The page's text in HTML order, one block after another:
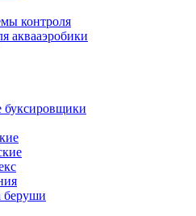
контроля
аквааэробики
беруши